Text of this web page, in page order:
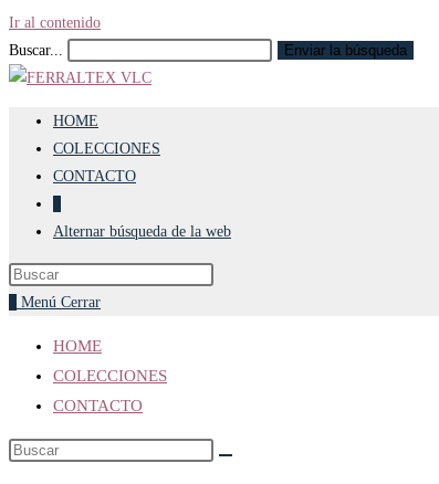
Ir al contenido
Buscar...
Enviar la búsqueda
HOME
COLECCIONES
CONTACTO
Alternar búsqueda de la web
Menú Cerrar
HOME
COLECCIONES
CONTACTO